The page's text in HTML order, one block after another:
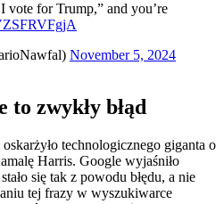
vote for Trump,” and you’re
November 5, 2024
to zwykły błąd
technologicznego giganta o
Harris. Google wyjaśniło
się tak z powodu błędu, a nie
tej frazy w wyszukiwarce